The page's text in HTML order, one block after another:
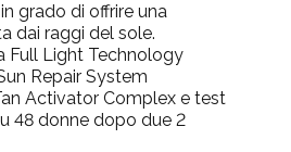
grado di offrire una
dai raggi del sole.
Full Light Technology
Repair System
Activator Complex e test
48 donne dopo due 2